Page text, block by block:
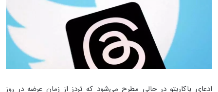
ادعای یاکاریتو در حالی مطرح می‌شود که تردز از زمان عرضه در روز